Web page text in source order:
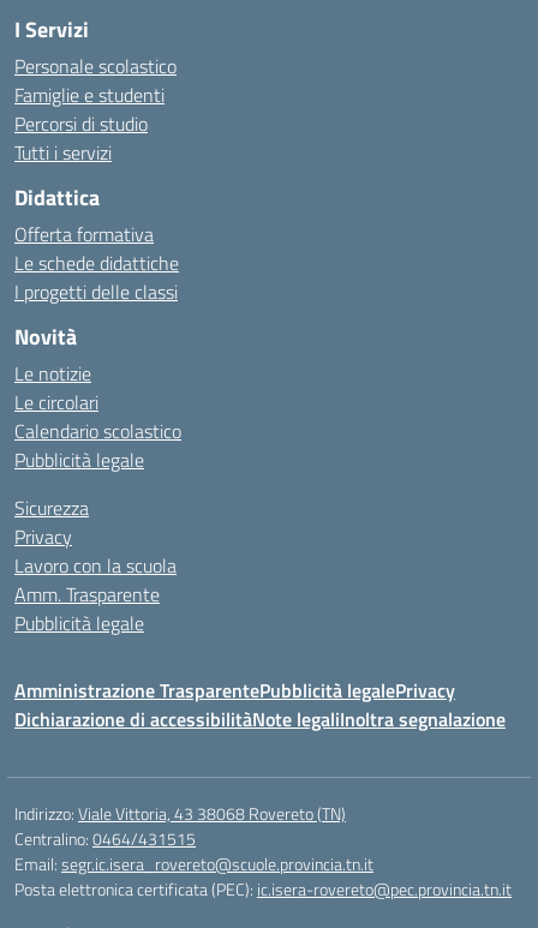
I Servizi
Personale scolastico
Famiglie e studenti
Percorsi di studio
Tutti i servizi
Didattica
Offerta formativa
Le schede didattiche
I progetti delle classi
Novità
Le notizie
Le circolari
Calendario scolastico
Pubblicità legale
Sicurezza
Privacy
Lavoro con la scuola
Amm. Trasparente
Pubblicità legale
Amministrazione TrasparentePubblicità legalePrivacy
Dichiarazione di accessibilitàNote legaliInoltra segnalazione
Indirizzo:Viale Vittoria, 43 38068 Rovereto (TN)
Centralino:0464/431515
Email:segr.ic.isera_rovereto@scuole.provincia.tn.it
Posta elettronica certificata (PEC): ic.isera-rovereto@pec.provincia.tn.it